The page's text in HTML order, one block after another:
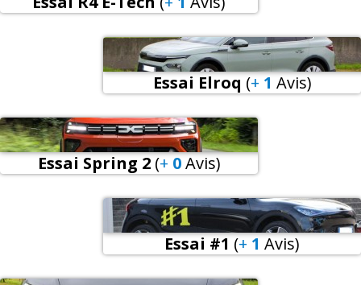
Essai Elroq (+ 1 Avis)
Essai Spring 2(+ 0 Avis)
Essai #1 (+ 1 Avis)